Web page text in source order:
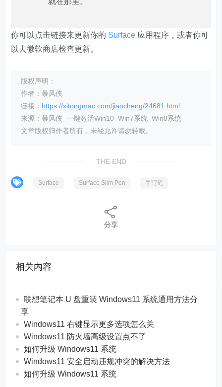
你可以点击链接来更新你的 Surface 应用程序，或者你可
以去微软商店检查更新。
版权声明：
作者：暴风侠
链接： https://xitongmac.com/jiaocheng/24681.html
来源：暴风侠_一键激活Win10_Win7系统_Win8系统
文章版权归作者所有，未经允许请勿转载。
THE END
Surface Surface Slim Pen 手写笔
分享
相关内容
联想笔记本 U 盘重装 Windows11 系统通用方法分
享
Windows11 右键显示更多选项怎么关
Windows11 防火墙高级设置点不了
如何升级 Windows11 系统
Windows11 安全启动违规冲突的解决方法
如何升级 Windows11 系统